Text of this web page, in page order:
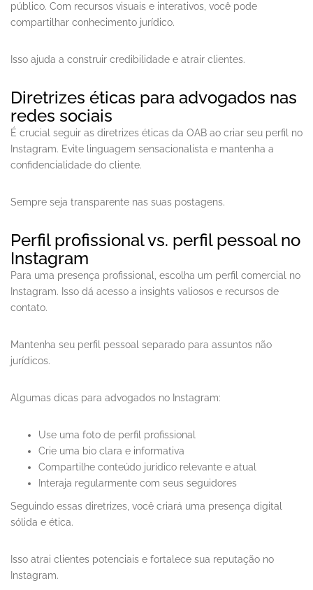
público. Com recursos visuais e interativos, você pode
compartilhar conhecimento jurídico.
Isso ajuda a construir credibilidade e atrair clientes.
Diretrizes éticas para advogados nas
redes sociais
É crucial seguir as diretrizes éticas da OAB ao criar seu perfil no
Instagram. Evite linguagem sensacionalista e mantenha a
confidencialidade do cliente.
Sempre seja transparente nas suas postagens.
Perfil profissional vs. perfil pessoal no
Instagram
Para uma presença profissional, escolha um perfil comercial no
Instagram. Isso dá acesso a insights valiosos e recursos de
contato.
Mantenha seu perfil pessoal separado para assuntos não
jurídicos.
Algumas dicas para advogados no Instagram:
Use uma foto de perfil profissional
Crie uma bio clara e informativa
Compartilhe conteúdo jurídico relevante e atual
Interaja regularmente com seus seguidores
Seguindo essas diretrizes, você criará uma presença digital
sólida e ética.
Isso atrai clientes potenciais e fortalece sua reputação no
Instagram.